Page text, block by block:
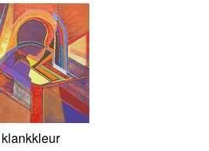
klankkleur